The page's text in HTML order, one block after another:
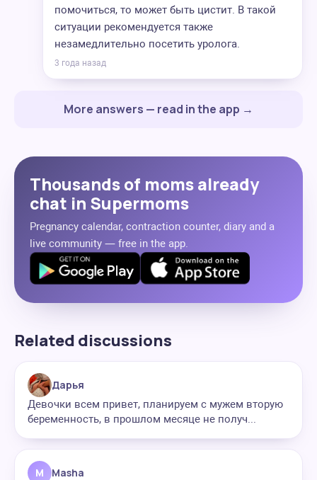
помочиться, то может быть цистит. В такой
ситуации рекомендуется также
незамедлительно посетить уролога.
3 года назад
More answers — read in the app →
Thousands of moms already
chat in Supermoms
Pregnancy calendar, contraction counter, diary and a
live community — free in the app.
Related discussions
Дарья
Девочки всем привет, планируем с мужем вторую
беременность, в прошлом месяце не получ...
M Masha